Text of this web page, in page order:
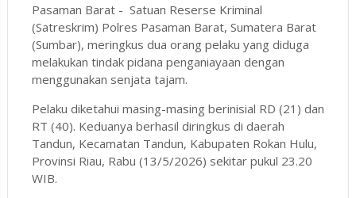
Pasaman Barat - Satuan Reserse Kriminal
(Satreskrim) Polres Pasaman Barat, Sumatera Barat
(Sumbar), meringkus dua orang pelaku yang diduga
melakukan tindak pidana penganiayaan dengan
menggunakan senjata tajam.
Pelaku diketahui masing-masing berinisial RD (21) dan
RT (40). Keduanya berhasil diringkus di daerah
Tandun, Kecamatan Tandun, Kabupaten Rokan Hulu,
Provinsi Riau, Rabu (13/5/2026) sekitar pukul 23.20
WIB.